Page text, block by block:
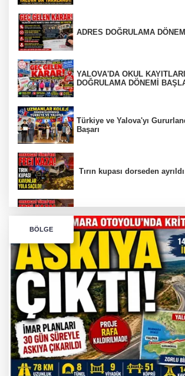
ADRES DOĞRULAMA
YALOVA'DA OKUL
DOĞRULAMA DÖNEMİ
Türkiye ve Yalova'yı
Başarı
Tırın kupası dorseden ayrıldı
Bursa’da Orhangazi
İHRACAT REKORU VAR,
KARŞILIĞI NEREDE?
TONAMİ KÖPRÜSÜ'NDE
GÜNEY MARMARA
PLANLARI ASKIDA!
BÖLGE